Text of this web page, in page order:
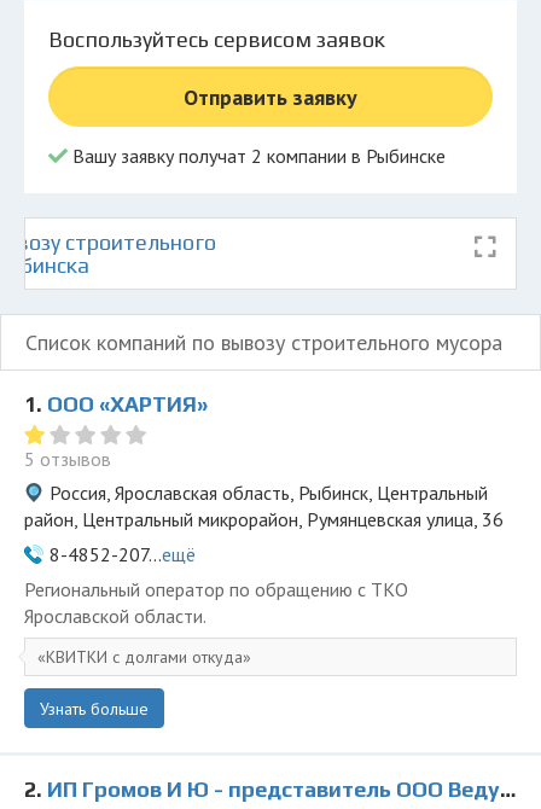
© 2026 Все права защищены
Воспользуйтесь сервисом заявок
Отправить заявку
Вашу заявку получат 2 компании в Рыбинске
строительного
Список компаний по вывозу строительного мусора
1. ООО «ХАРТИЯ»
5 отзывов
Россия, Ярославская область, Рыбинск, Центральный
район, Центральный микрорайон, Румянцевская улица, 36
8-4852-207...ещё
Региональный оператор по обращению с ТКО
Ярославской области.
КВИТКИ с долгами откуда
Узнать больше
2. ИП Громов И Ю - представитель ООО Ведущая Утилизирующая Компания